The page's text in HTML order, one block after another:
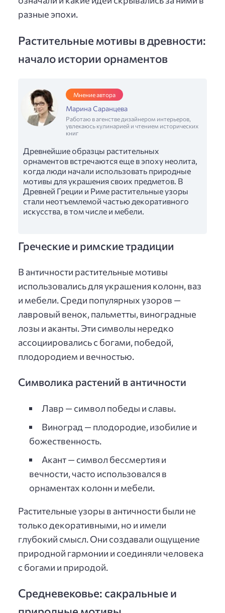
разные эпохи.
Растительные мотивы в древности:
начало истории орнаментов
Мнение автора
Марина Саранцева
Работаю в агенстве дизайнером интерьеров,
увлекаюсь кулинарией и чтением исторических
книг
Древнейшие образцы растительных
орнаментов встречаются еще в эпоху неолита,
когда люди начали использовать природные
мотивы для украшения своих предметов. В
Древней Греции и Риме растительные узоры
стали неотъемлемой частью декоративного
искусства, в том числе и мебели.
Греческие и римские традиции
В античности растительные мотивы
использовались для украшения колонн, ваз
и мебели. Среди популярных узоров —
лавровый венок, пальметты, виноградные
лозы и аканты. Эти символы нередко
ассоциировались с богами, победой,
плодородием и вечностью.
Символика растений в античности
Лавр — символ победы и славы.
Виноград — плодородие, изобилие и
божественность.
Акант — символ бессмертия и
вечности, часто использовался в
орнаментах колонн и мебели.
Растительные узоры в античности были не
только декоративными, но и имели
глубокий смысл. Они создавали ощущение
природной гармонии и соединяли человека
с богами и природой.
Средневековье: сакральные и